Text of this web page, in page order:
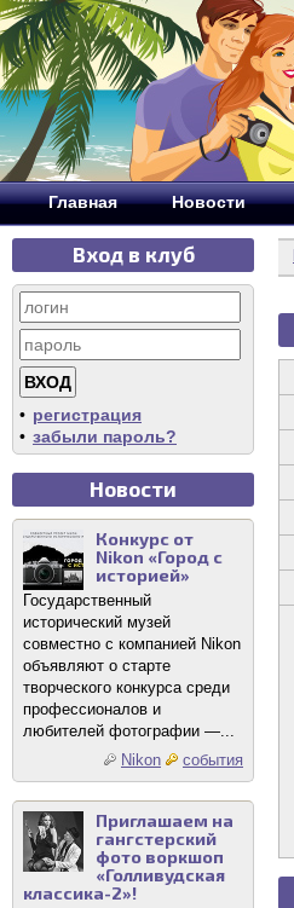
Главная Новости
Вход в клуб
• регистрация
• забыли пароль?
Новости
Конкурс от
Nikon «Город с
историей»
Государственный
исторический музей
совместно с компанией Nikon
объявляют о старте
творческого конкурса среди
профессионалов и
любителей фотографии —...
Nikon
события
Приглашаем на
гангстерский
фото воркшоп
«Голливудская
классика-2»!